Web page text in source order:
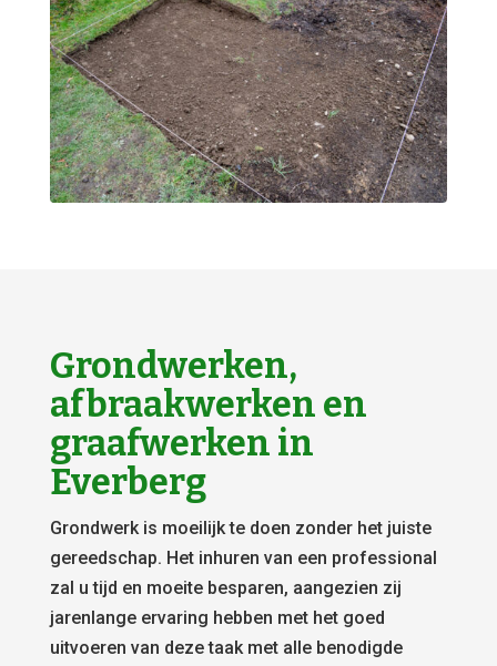
Grondwerken,
afbraakwerken en
graafwerken in
Everberg
Grondwerk is moeilijk te doen zonder het juiste
gereedschap. Het inhuren van een professional
zal u tijd en moeite besparen, aangezien zij
jarenlange ervaring hebben met het goed
uitvoeren van deze taak met alle benodigde